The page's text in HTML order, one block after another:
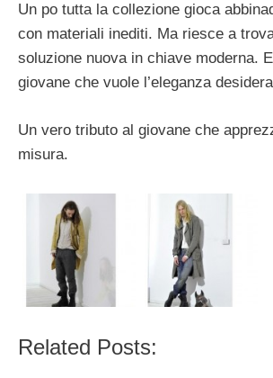
Un po tutta la collezione gioca
con materiali inediti. Ma riesce a
soluzione nuova in chiave moderna.
giovane che vuole l’eleganza
Un vero tributo al giovane che
misura.
Related Posts: